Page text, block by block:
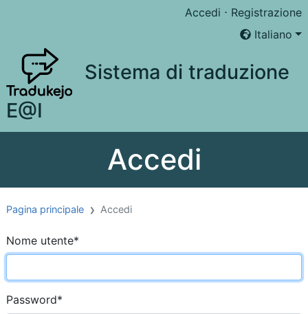
Accedi ⋅ Registrazione
Italiano
Sistema di traduzione
E@I
Accedi
Pagina principale Accedi
Nome utente*
Password*